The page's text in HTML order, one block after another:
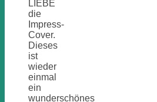
LIEBE
die
Impress-
Cover.
Dieses
ist
wieder
einmal
ein
wunderschönes